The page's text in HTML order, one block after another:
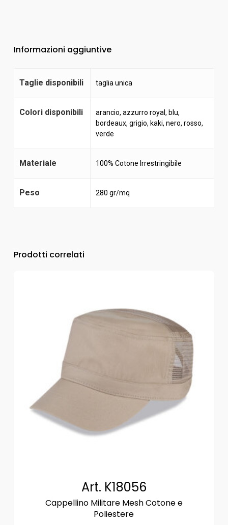
Informazioni aggiuntive
Taglie disponibili taglia unica
Colori disponibili arancio, azzurro royal, blu,
bordeaux, grigio, kaki, nero, rosso,
verde
Materiale 100% Cotone Irrestringibile
Peso 280 gr/mq
Prodotti correlati
Art. K18056
Cappellino Militare Mesh Cotone e
Poliestere